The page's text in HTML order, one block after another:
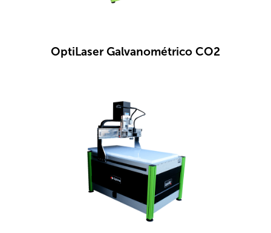
OptiLaser Galvanométrico CO2